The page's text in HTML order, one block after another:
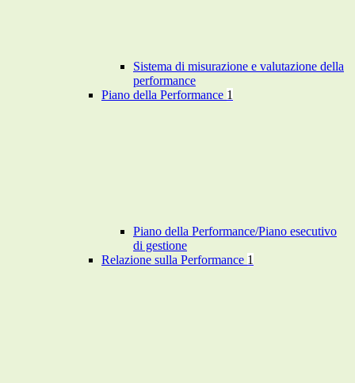
Sistema di misurazione e valutazione della
performance
Piano della Performance 1
Piano della Performance/Piano esecutivo
di gestione
Relazione sulla Performance 1